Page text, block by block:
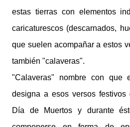
estas tierras con elementos
caricaturescos (descarnados,
que suelen acompañar a estos
también "calaveras".
"Calaveras" nombre con que
designa a esos versos festivos
Día de Muertos y durante